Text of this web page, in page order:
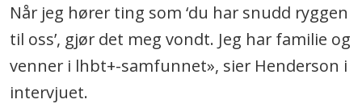
Når jeg hører ting som ‘du har snudd ryggen
til oss’, gjør det meg vondt. Jeg har familie og
venner i lhbt+-samfunnet», sier Henderson i
intervjuet.